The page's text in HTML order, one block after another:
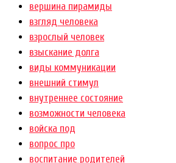
вершина пирамиды
взгляд человека
взрослый человек
взыскание долга
виды коммуникации
внешний стимул
внутреннее состояние
возможности человека
войска под
вопрос про
воспитание родителей